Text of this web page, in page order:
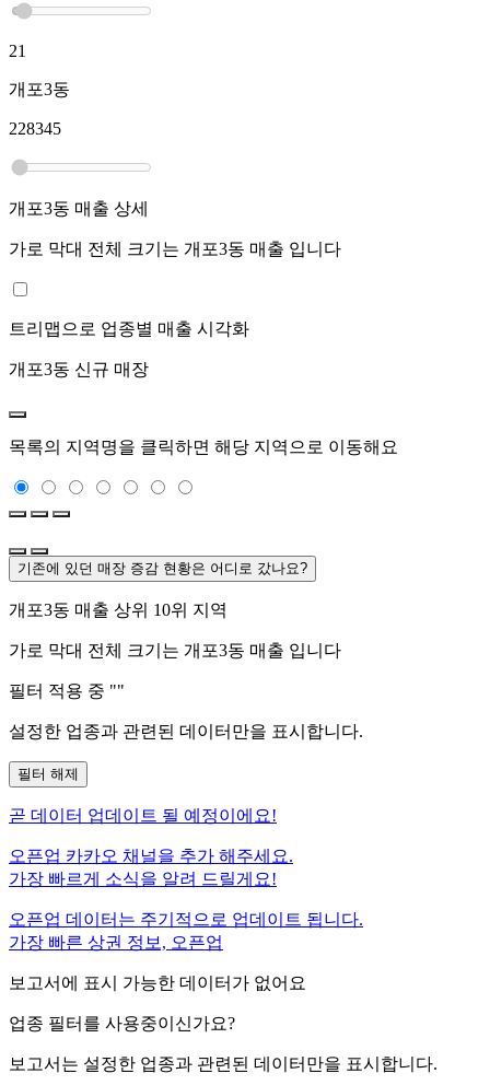
21
개포3동
228345
개포3동 매출 상세
가로 막대 전체 크기는 개포3동 매출 입니다
트리맵으로 업종별 매출 시각화
개포3동 신규 매장
목록의 지역명을 클릭하면 해당 지역으로 이동해요
기존에 있던 매장 증감 현황은 어디로 갔나요?
개포3동 매출 상위 10위 지역
가로 막대 전체 크기는 개포3동 매출 입니다
필터 적용 중 ""
설정한 업종과 관련된 데이터만을 표시합니다.
필터 해제
곧 데이터 업데이트 될 예정이에요!
오픈업 카카오 채널을 추가 해주세요.
가장 빠르게 소식을 알려 드릴게요!
오픈업 데이터는 주기적으로 업데이트 됩니다.
가장 빠른 상권 정보, 오픈업
보고서에 표시 가능한 데이터가 없어요
업종 필터를 사용중이신가요?
보고서는 설정한 업종과 관련된 데이터만을 표시합니다.